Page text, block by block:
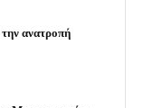
ανατροπή